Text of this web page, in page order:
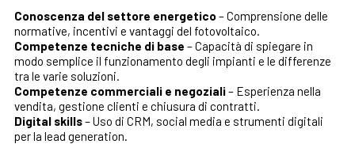
Conoscenza del settore energetico – Comprensione delle
normative, incentivi e vantaggi del fotovoltaico.
Competenze tecniche di base – Capacità di spiegare in
modo semplice il funzionamento degli impianti e le differenze
tra le varie soluzioni.
Competenze commerciali e negoziali– Esperienza nella
vendita, gestione clienti e chiusura di contratti.
Digital skills– Uso di CRM, social media e strumenti digitali
per la lead generation.